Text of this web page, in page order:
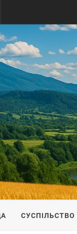
СУСПІЛЬСТВО